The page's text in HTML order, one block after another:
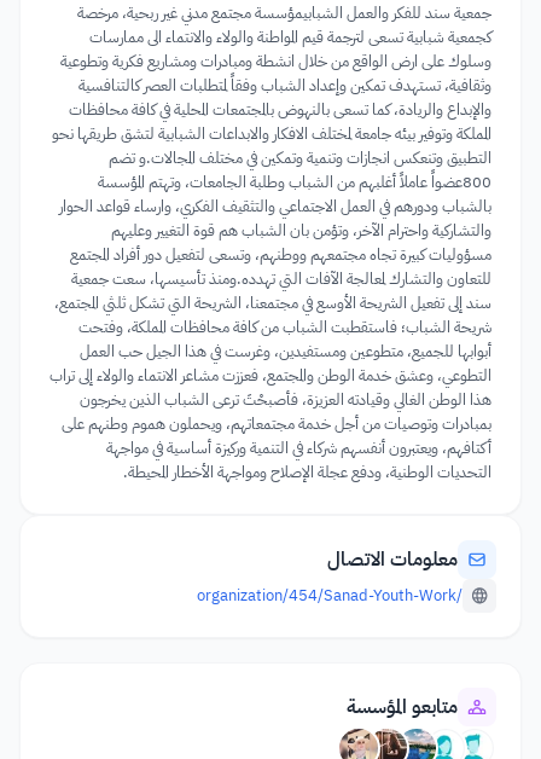
جمعية سند للفكر والعمل الشبابيمؤسسة مجتمع مدني غير ربحية، مرخصة
كجمعية شبابية تسعى لترجمة قيم المواطنة والولاء والانتماء الى ممارسات
وسلوك على ارض الواقع من خلال انشطة ومبادرات ومشاريع فكرية وتطوعية
وثقافية، تستهدف تمكين وإعداد الشباب وفقاً لمتطلبات العصر كالتنافسية
والإبداع والريادة، كما تسعى بالنهوض بالمجتمعات المحلية في كافة محافظات
المملكة وتوفير بيئه جامعة لمختلف الافكار والابداعات الشبابية لتشق طريقها نحو
التطبيق وتنعكس انجازات وتنمية وتمكين في مختلف المجالات.و تضم
800عضواً عاملاً أغلبهم من الشباب وطلبة الجامعات، وتهتم المؤسسة
بالشباب ودورهم في العمل الاجتماعي والتثقيف الفكري، وارساء قواعد الحوار
والتشاركية واحترام الآخر، وتؤمن بان الشباب هم قوة التغيير وعليهم
مسؤوليات كبيرة تجاه مجتمعهم ووطنهم، وتسعى لتفعيل دور أفراد المجتمع
للتعاون والتشارك لمعالجة الآفات التي تهدده.ومنذ تأسيسها، سعت جمعية
سند إلى تفعيل الشريحة الأوسع في مجتمعنا، الشريحة التي تشكل ثلثي المجتمع،
شريحة الشباب؛ فاستقطبت الشباب من كافة محافظات المملكة، وفتحت
أبوابها للجميع، متطوعين ومستفيدين، وغرست في هذا الجيل حب العمل
التطوعي، وعشق خدمة الوطن والمجتمع، فعززت مشاعر الانتماء والولاء إلى تراب
هذا الوطن الغالي وقيادته العزيزة، فأصبحْتَ ترعى الشباب الذين يخرجون
بمبادرات وتوصيات من أجل خدمة مجتمعاتهم، ويحملون هموم وطنهم على
أكتافهم، ويعتبرون أنفسهم شركاء في التنمية وركيزة أساسية في مواجهة
التحديات الوطنية، ودفع عجلة الإصلاح ومواجهة الأخطار المحيطة.
معلومات الاتصال
/organization/454/Sanad-Youth-Work
متابعو المؤسسة